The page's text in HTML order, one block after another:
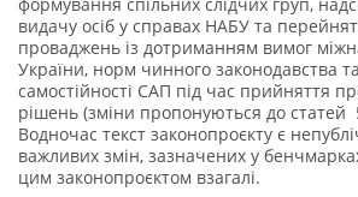
видачу осіб у справах НАБУ та
проваджень із дотриманням вимог
України, норм чинного законодавства
самостійності САП під час прийняття
рішень (зміни пропонуються до статей
Водночас текст законопроєкту є
важливих змін, зазначених у
цим законопроєктом взагалі.